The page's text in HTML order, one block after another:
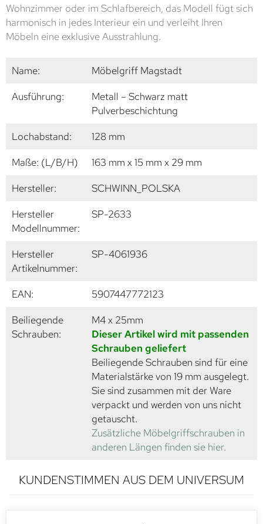
Wohnzimmer oder im Schlafbereich, das Modell fügt sich
harmonisch in jedes Interieur ein und verleiht Ihren
Möbeln eine exklusive Ausstrahlung.
Name:
Möbelgriff Magstadt
Ausführung:
Metall – Schwarz matt
Pulverbeschichtung
Lochabstand:
128 mm
Maße: (L/B/H)
163 mm x 15 mm x 29 mm
Hersteller:
SCHWINN_POLSKA
Hersteller
Modellnummer:
SP-2633
Hersteller
Artikelnummer:
SP-4061936
EAN:
5907447772123
Beiliegende
Schrauben:
M4 x 25mm
Dieser Artikel wird mit passenden
Schrauben geliefert
Beiliegende Schrauben sind für eine
Materialstärke von 19 mm ausgelegt.
Sie sind zusammen mit der Ware
verpackt und werden von uns nicht
getauscht.
Zusätzliche Möbelgriffschrauben in
anderen Längen finden sie hier.
KUNDENSTIMMEN AUS DEM UNIVERSUM